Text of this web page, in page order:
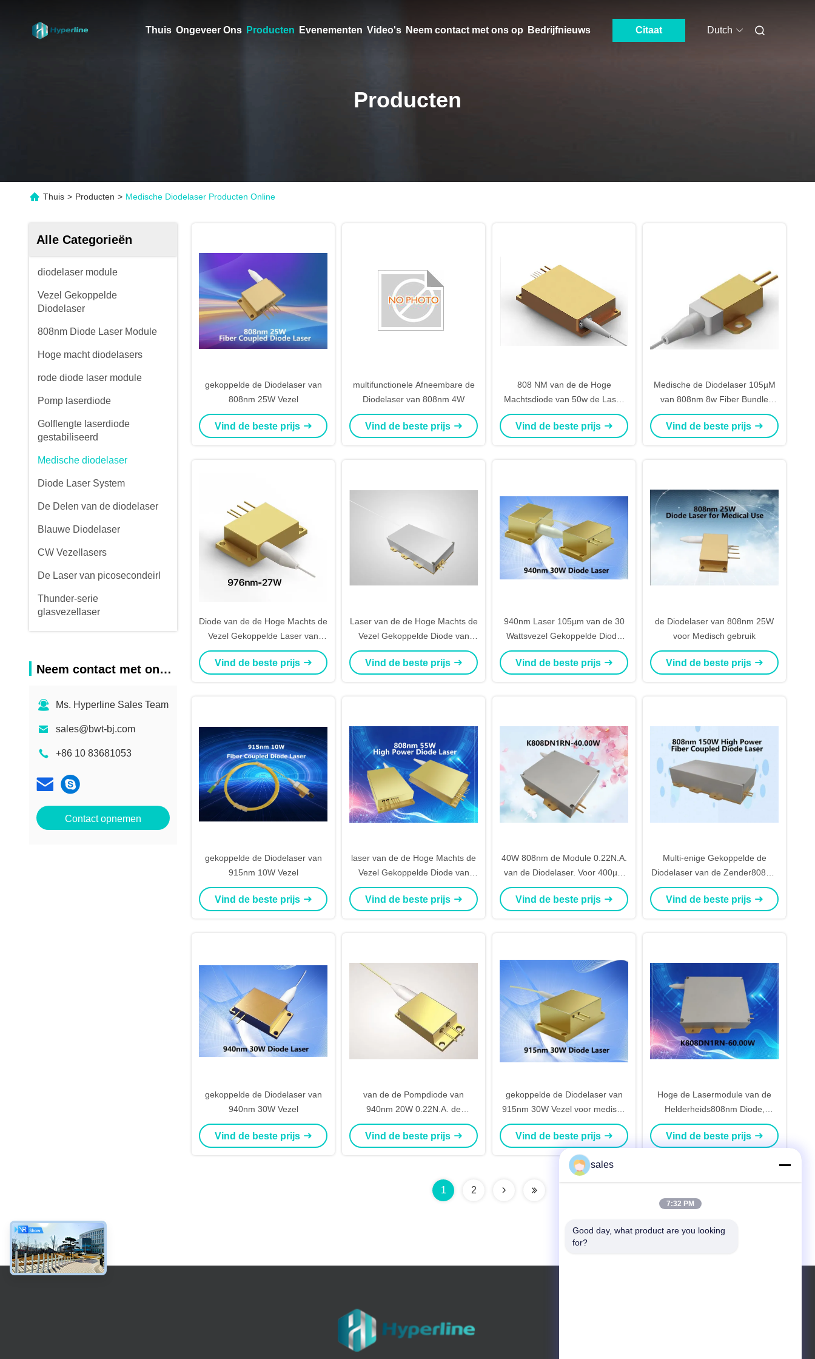
Thuis Ongeveer Ons Producten Evenementen Video's Neem contact met ons op Bedrijfnieuws Citaat Dutch
Producten
Thuis > Producten > Medische Diodelaser Producten Online
Alle Categorieën
diodelaser module
Vezel Gekoppelde
Diodelaser
808nm Diode Laser Module
Hoge macht diodelasers
rode diode laser module
Pomp laserdiode
Golflengte laserdiode
gestabiliseerd
Medische diodelaser
Diode Laser System
De Delen van de diodelaser
Blauwe Diodelaser
CW Vezellasers
De Laser van picosecondeirl
Thunder-serie
glasvezellaser
Neem contact met ons op
Ms. Hyperline Sales Team
sales@bwt-bj.com
+86 10 83681053
Contact opnemen
gekoppelde de Diodelaser van
808nm 25W Vezel
Vind de beste prijs
multifunctionele Afneembare de
Diodelaser van 808nm 4W
Vind de beste prijs
808 NM van de de Hoge
Machtsdiode van 50w de Laser
Certificatieiso
Vind de beste prijs
Medische de Diodelaser 105µM
van 808nm 8w Fiber Bundle
Diameter
Vind de beste prijs
Diode van de de Hoge Machts de
Vezel Gekoppelde Laser van
976nm 27w Bwt
Vind de beste prijs
Laser van de de Hoge Machts de
Vezel Gekoppelde Diode van
808nm 150W voor laser pompen
het In vaste toestand
Vind de beste prijs
940nm Laser 105µm van de 30
Wattsvezel Gekoppelde Diode
Vezelkoppeling met Hoge
Helderheid
Vind de beste prijs
de Diodelaser van 808nm 25W
voor Medisch gebruik
Vind de beste prijs
gekoppelde de Diodelaser van
915nm 10W Vezel
Vind de beste prijs
laser van de de Hoge Machts de
Vezel Gekoppelde Diode van
940nm 70W
Vind de beste prijs
40W 808nm de Module 0.22N.A.
van de Diodelaser. Voor 400µm
Vezelkoppeling
Vind de beste prijs
Multi-enige Gekoppelde de
Diodelaser van de Zender808nm
150W Hoge Macht Vezel
Vind de beste prijs
gekoppelde de Diodelaser van
940nm 30W Vezel
Vind de beste prijs
van de de Pompdiode van
940nm 20W 0.22N.A. de
Lasermodule, medische
diodelaser
Vind de beste prijs
gekoppelde de Diodelaser van
915nm 30W Vezel voor medisch
ons
Vind de beste prijs
Hoge de Lasermodule van de
Helderheids808nm Diode,
106.5μm 60W de module van de
laserdiode
Vind de beste prijs
1 2
sales
7:32 PM
Good day, what product are you looking
for?